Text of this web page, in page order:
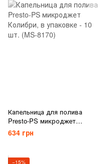
Капельница для полива
Presto-PS микроджет
Колибри, в упаковке - 10 шт.
(MS-8170)
634 грн
−15%